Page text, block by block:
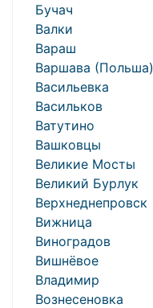
Бучач
Валки
Вараш
Варшава (Польша)
Васильевка
Васильков
Ватутино
Вашковцы
Великие Мосты
Великий Бурлук
Верхнеднепровск
Вижница
Виноградов
Вишнёвое
Владимир
Вознесеновка